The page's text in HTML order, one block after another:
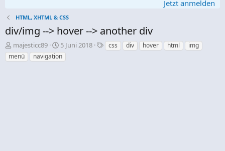
Jetzt anmelden
HTML, XHTML & CSS
div/img --> hover --> another div
E
r
s
majesticc89
E
r
s
5 Juni 2018
S
c
css div hover html
img
menü
navigation